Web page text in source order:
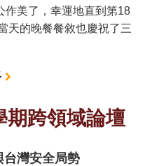
作美了，幸運地直到第18
天的晚餐餐敘也慶祝了三
期跨領域論壇
台灣安全局勢